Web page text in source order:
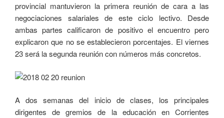
provincial mantuvieron la primera reunión de cara a las
negociaciones salariales de este ciclo lectivo. Desde
ambas partes calificaron de positivo el encuentro pero
explicaron que no se establecieron porcentajes. El viernes
23 será la segunda reunión con números más concretos.
A dos semanas del inicio de clases, los principales
dirigentes de gremios de la educación en Corrientes